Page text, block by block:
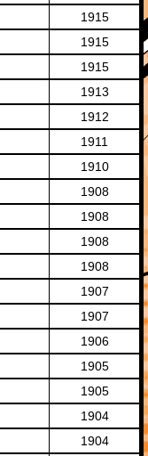
1915
1915
1915
1913
1912
1911
1910
1908
1908
1908
1908
1907
1907
1906
1905
1905
1904
1904